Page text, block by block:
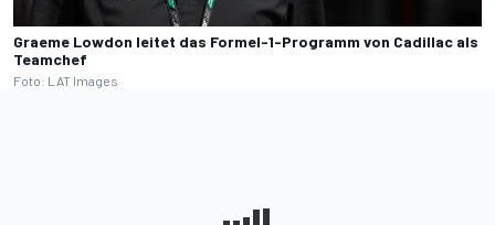
Graeme Lowdon leitet das Formel-1-Programm von Cadillac als
Teamchef
Foto: LAT Images